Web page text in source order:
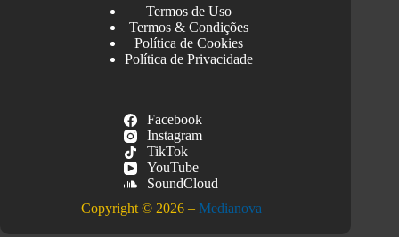
Termos de Uso
Termos & Condições
Política de Cookies
Política de Privacidade
Facebook
Instagram
TikTok
YouTube
SoundCloud
Copyright © 2026 – Medianova